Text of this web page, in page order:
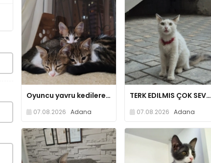
Oyuncu yavru kedilere yuva olur musunuz?
07.08.2026 Adana
TERK EDILMIS ÇOK SEVGI DOLU DİŞİ
07.08.2026 Adana